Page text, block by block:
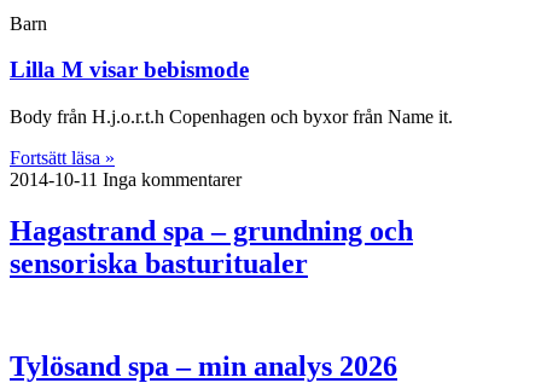
Barn
Lilla M visar bebismode
Body från H.j.o.r.t.h Copenhagen och byxor från Name it.
Fortsätt läsa »
2014-10-11 Inga kommentarer
Hagastrand spa – grundning och
sensoriska basturitualer
Tylösand spa – min analys 2026